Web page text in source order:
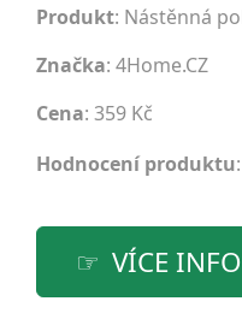
Produkt: Nástěnná
Značka: 4Home.CZ
Cena: 359 Kč
Hodnocení produktu:
VÍCE